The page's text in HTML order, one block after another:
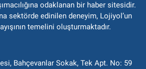
odaklanan bir haber sitesidir.
sektörde edinilen deneyim, Lojiyol’un
temelini oluşturmaktadır.
Bahçevanlar Sokak, Tek Apt. No: 59